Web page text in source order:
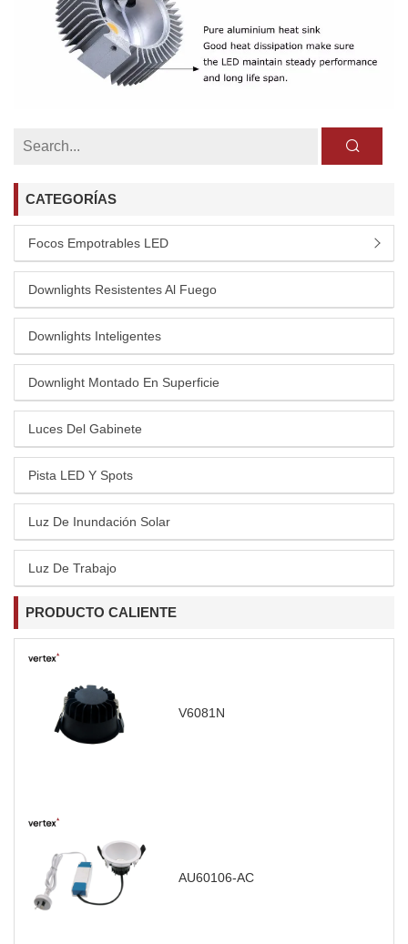
CATEGORÍAS
Focos Empotrables LED
Downlights Resistentes Al Fuego
Downlights Inteligentes
Downlight Montado En Superficie
Luces Del Gabinete
Pista LED Y Spots
Luz De Inundación Solar
Luz De Trabajo
PRODUCTO CALIENTE
V6081N
AU60106-AC